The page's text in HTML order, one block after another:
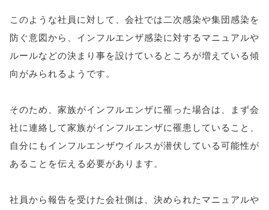
このような社員に対して、会社では二次感染や集団感染を
防ぐ意図から、インフルエンザ感染に対するマニュアルや
ルールなどの決まり事を設けているところが増えている傾
向がみられるようです。
そのため、家族がインフルエンザに罹った場合は、まず会
社に連絡して家族がインフルエンザに罹患していること、
自分にもインフルエンザウイルスが潜伏している可能性が
あることを伝える必要があります。
社員から報告を受けた会社側は、決められたマニュアルや